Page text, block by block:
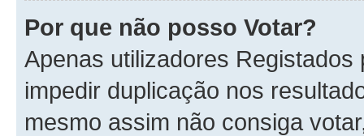
Por que não posso Votar?
Apenas utilizadores
impedir duplicação nos
mesmo assim não consiga